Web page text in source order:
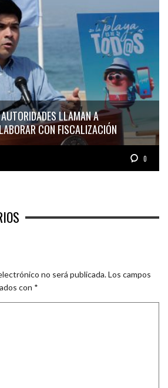
LLAMAN A
CON FISCALIZACIÓN
0
no será publicada.Los campos
con *